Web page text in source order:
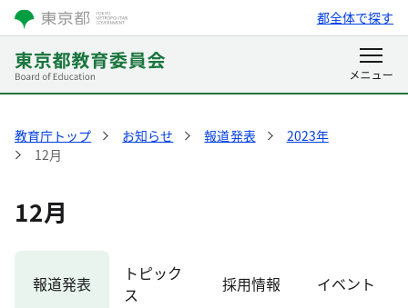
都全体で探す
教育庁トップ お知らせ 報道発表
2023年
12月
12月
報道発表
トピック
ス
採用情報 イベント